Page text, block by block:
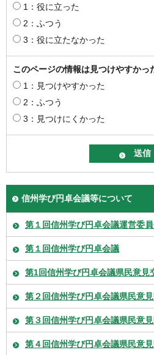
1：役に立った
2：ふつう
3：役に立たなかった
このページの情報は見つけやすかっ
1：見つけやすかった
2：ふつう
3：見つけにくかった
信州学び円卓会議等について
第１回信州学び円卓会議運営委
第１回信州学び円卓会議
第1回信州学び円卓会議県民意見
第２回信州学び円卓会議県民意
第３回信州学び円卓会議県民意
第４回信州学び円卓会議県民意